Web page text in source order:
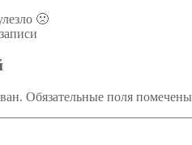
🙁
Обязательные поля помечены